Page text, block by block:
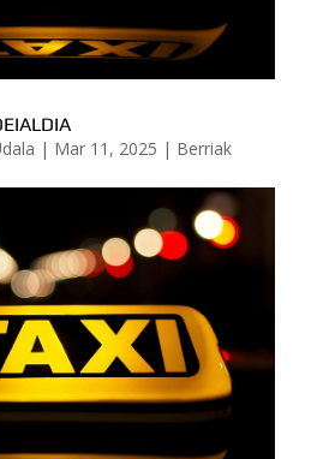
| Mar 11, 2025 | Berriak